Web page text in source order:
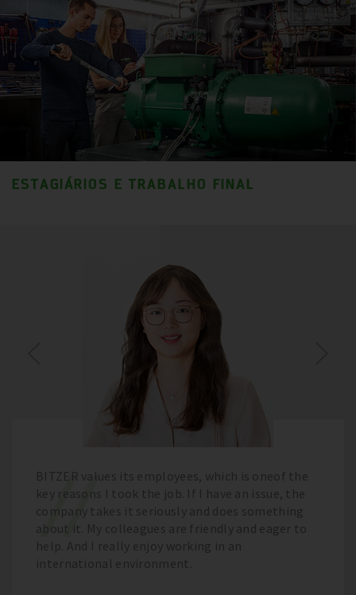
ESTAGIÁRIOS E TRABALHO FINAL
BITZER values its employees, which is oneof the
key reasons I took the job. If I have an issue, the
company takes it seriously and does something
about it. My colleagues are friendly and eager to
help. And I really enjoy working in an
international environment.